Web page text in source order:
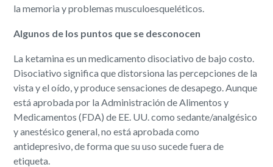
la memoria y problemas musculoesqueléticos.
Algunos de los puntos que se desconocen
La ketamina es un medicamento disociativo de bajo costo.
Disociativo significa que distorsiona las percepciones de la
vista y el oído, y produce sensaciones de desapego. Aunque
está aprobada por la Administración de Alimentos y
Medicamentos (FDA) de EE. UU. como sedante/analgésico
y anestésico general, no está aprobada como
antidepresivo, de forma que su uso sucede fuera de
etiqueta.